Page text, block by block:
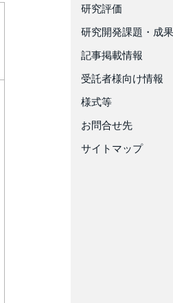
研究評価
研究開発課題・成果
記事掲載情報
受託者様向け情報
様式等
お問合せ先
サイトマップ